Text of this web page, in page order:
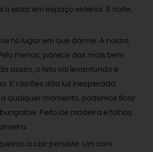
a estar em espaço exterior. É noite,
no lugar em que dorme. A nossa
menos, parece das mais bem
assim, o teto vai levantando e
E clarões dão luz inesperada.
qualquer momento, podemos ficar
Feito de madeira e folhas
a cair persiste. Um som